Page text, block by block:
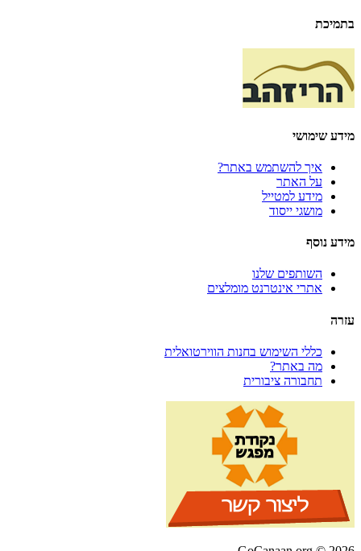
בתמיכת
מידע שימושי
איך להשתמש באתר?
על האתר
מידע למטייל
מושגי ייסוד
מידע נוסף
השותפים שלנו
אתרי אינטרנט מומלצים
עזרה
כללי השימוש בחנות הווירטואלית
מה באתר?
תחבורה ציבורית